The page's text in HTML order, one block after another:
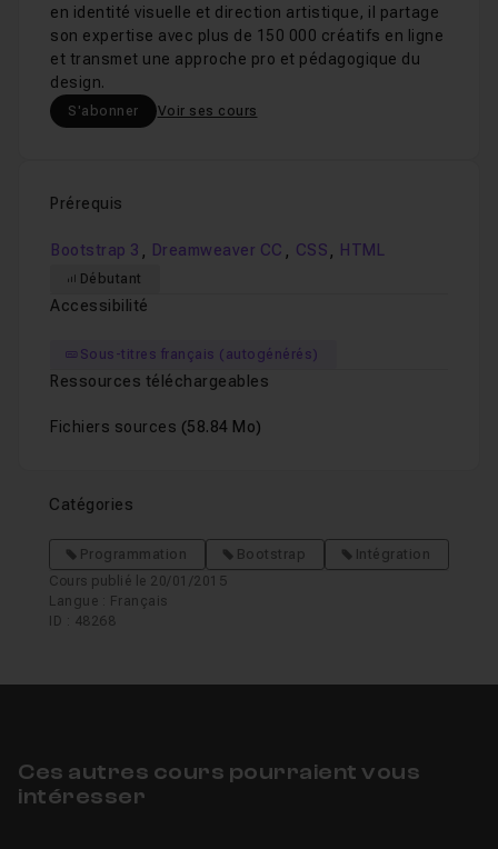
en identité visuelle et direction artistique, il partage
son expertise avec plus de 150 000 créatifs en ligne
et transmet une approche pro et pédagogique du
design.
S'abonner Voir ses cours
Prérequis
Bootstrap 3 , Dreamweaver CC , CSS , HTML
Débutant
Accessibilité
Sous-titres français (autogénérés)
Ressources téléchargeables
Fichiers sources (58.84 Mo)
Catégories
Programmation Bootstrap
Intégration
Cours publié le 20/01/2015
Langue : Français
ID : 48268
Ces autres cours pourraient vous
intéresser